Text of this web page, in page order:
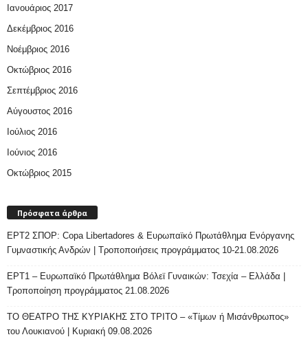
Ιανουάριος 2017
Δεκέμβριος 2016
Νοέμβριος 2016
Οκτώβριος 2016
Σεπτέμβριος 2016
Αύγουστος 2016
Ιούλιος 2016
Ιούνιος 2016
Οκτώβριος 2015
Πρόσφατα άρθρα
ΕΡΤ2 ΣΠΟΡ: Copa Libertadores & Ευρωπαϊκό Πρωτάθλημα Ενόργανης
Γυμναστικής Ανδρών | Τροποποιήσεις προγράμματος 10-21.08.2026
ΕΡΤ1 – Ευρωπαϊκό Πρωτάθλημα Βόλεϊ Γυναικών: Τσεχία – Ελλάδα |
Τροποποίηση προγράμματος 21.08.2026
ΤΟ ΘΕΑΤΡΟ ΤΗΣ ΚΥΡΙΑΚΗΣ ΣΤΟ ΤΡΙΤΟ – «Τίμων ή Μισάνθρωπος»
του Λουκιανού | Κυριακή 09.08.2026